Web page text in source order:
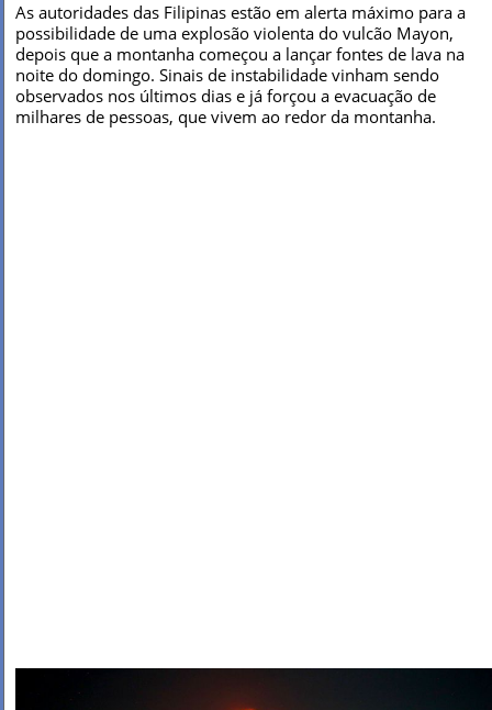
As autoridades das Filipinas estão em alerta máximo para a
possibilidade de uma explosão violenta do vulcão Mayon,
depois que a montanha começou a lançar fontes de lava na
noite do domingo. Sinais de instabilidade vinham sendo
observados nos últimos dias e já forçou a evacuação de
milhares de pessoas, que vivem ao redor da montanha.